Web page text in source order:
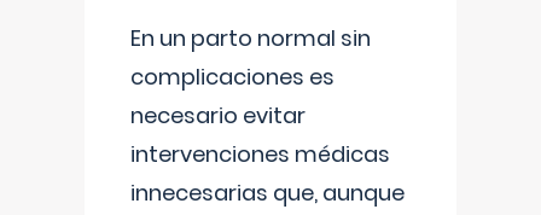
En un parto normal sin
complicaciones es
necesario evitar
intervenciones médicas
innecesarias que, aunque